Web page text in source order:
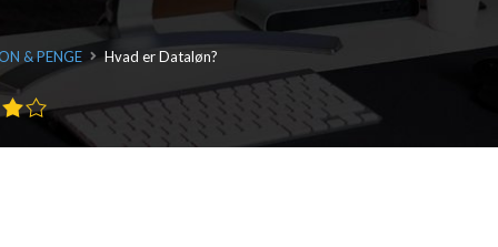
& PENGE Hvad er Dataløn?